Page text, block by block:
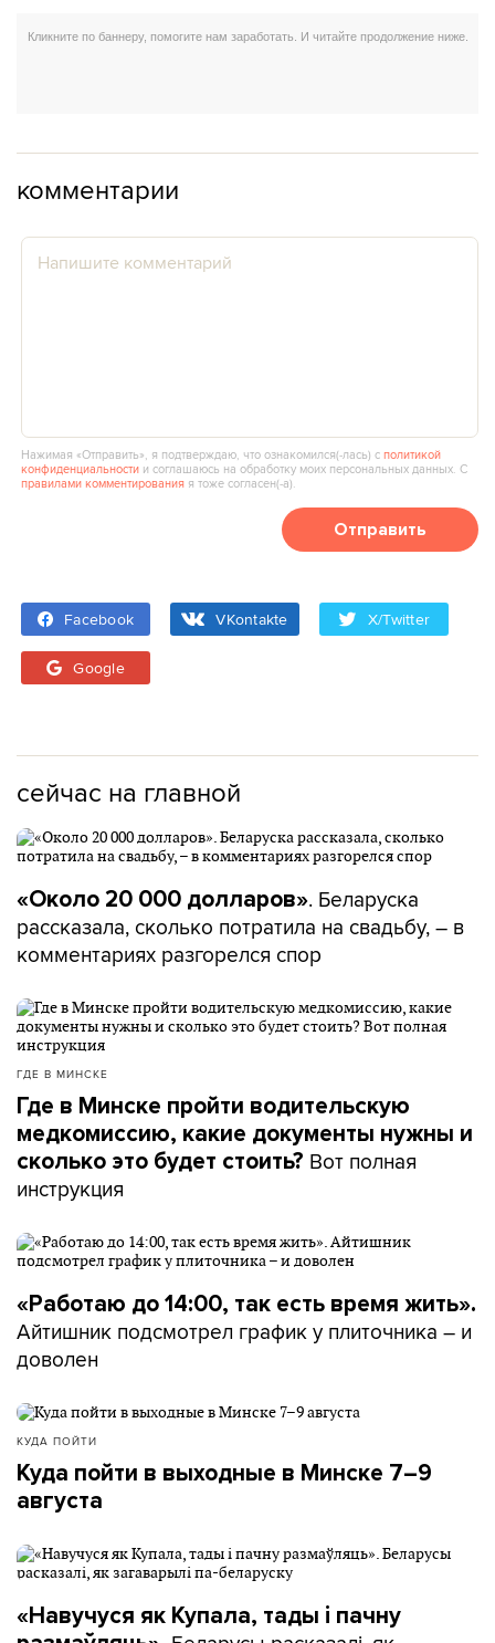
комментарии
Нажимая «Отправить», я подтверждаю, что ознакомился(‑лась) сполитикой
конфиденциальности и соглашаюсь на обработку моих персональных данных. С
правилами комментирования я тоже согласен(‑а).
Отправить
Facebook VKontakte X/Twitter
Google
сейчас на главной
«Около 20 000 долларов». Беларуска
рассказала, сколько потратила на свадьбу, – в
комментариях разгорелся спор
ГДЕ В МИНСКЕ
Где в Минске пройти водительскую
медкомиссию, какие документы нужны и
сколько это будет стоить? Вот полная
инструкция
«Работаю до 14:00, так есть время жить».
Айтишник подсмотрел график у плиточника – и
доволен
КУДА ПОЙТИ
Куда пойти в выходные в Минске 7–9
августа
«Навучуся як Купала, тады і пачну